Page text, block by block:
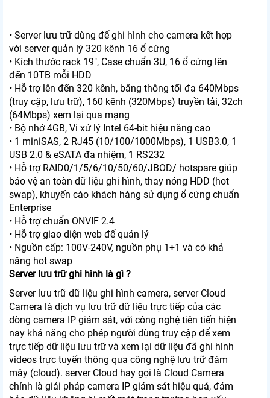
• Server lưu trữ dùng để ghi hình cho camera kết hợp
với server quản lý 320 kênh 16 ổ cứng
• Kích thước rack 19", Case chuẩn 3U, 16 ổ cứng lên
đến 10TB mỗi HDD
• Hỗ trợ lên đến 320 kênh, băng thông tối đa 640Mbps
(truy cập, lưu trữ), 160 kênh (320Mbps) truyền tải, 32ch
(64Mbps) xem lại qua mạng
• Bộ nhớ 4GB, Vi xử lý Intel 64-bit hiệu năng cao
• 1 miniSAS, 2 RJ45 (10/100/1000Mbps), 1 USB3.0, 1
USB 2.0 & eSATA đa nhiệm, 1 RS232
• Hỗ trợ RAID0/1/5/6/10/50/60/JBOD/ hotspare giúp
bảo vệ an toàn dữ liệu ghi hình, thay nóng HDD (hot
swap), khuyến cáo khách hàng sử dụng ổ cứng chuẩn
Enterprise
• Hỗ trợ chuẩn ONVIF 2.4
• Hỗ trợ giao diện web để quản lý
• Nguồn cấp: 100V-240V, nguồn phụ 1+1 và có khả
năng hot swap
Server lưu trữ ghi hình là gì ?
Server lưu trữ dữ liệu ghi hình camera, server Cloud
Camera là dịch vụ lưu trữ dữ liệu trực tiếp của các
dòng camera IP giám sát, với công nghệ tiên tiến hiện
nay khả năng cho phép người dùng truy cập để xem
trực tiếp dữ liệu lưu trữ và xem lại dữ liệu đã ghi hình
videos trực tuyến thông qua công nghệ lưu trữ đám
mây (cloud). server Cloud hay gọi là Cloud Camera
chính là giải pháp camera IP giám sát hiệu quả, đảm